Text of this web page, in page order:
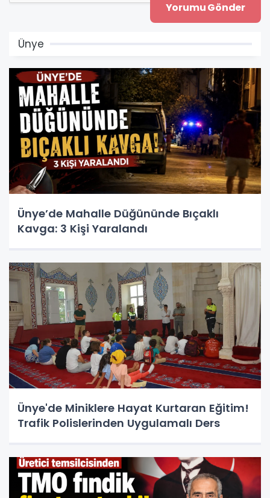
Ünye
Ünye’de Mahalle Düğününde Bıçaklı
Kavga: 3 Kişi Yaralandı
Ünye'de Miniklere Hayat Kurtaran Eğitim!
Trafik Polislerinden Uygulamalı Ders